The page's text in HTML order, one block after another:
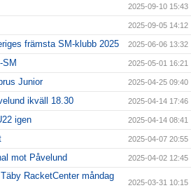
2025-09-10 15:43
2025-09-05 14:12
främsta SM-klubb 2025 2025-06-06 13:32
SM 2025-05-01 16:21
Junior 2025-04-25 09:40
ikväll 18.30 2025-04-14 17:46
igen 2025-04-14 08:41
2025-04-07 20:55
mot Påvelund 2025-04-02 12:45
RacketCenter måndag
2025-03-31 10:15